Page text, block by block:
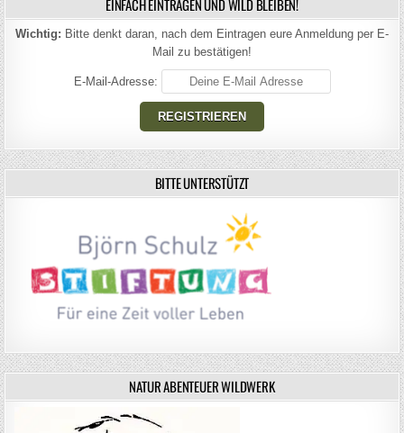
EINFACH EINTRAGEN UND WILD BLEIBEN!
Wichtig: Bitte denkt daran, nach dem Eintragen eure Anmeldung per E-
Mail zu bestätigen!
E-Mail-Adresse:
BITTE UNTERSTÜTZT
NATUR ABENTEUER WILDWERK